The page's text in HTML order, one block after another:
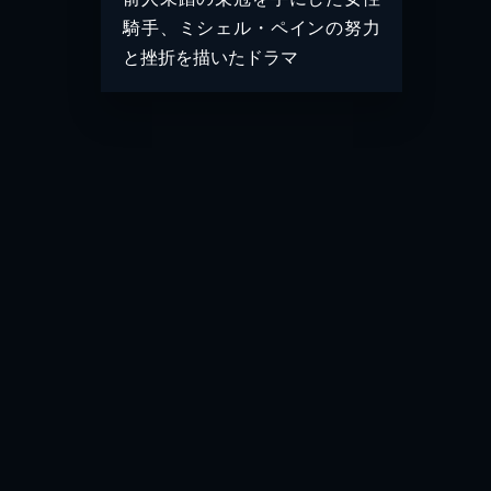
騎手、ミシェル・ペインの努力
と挫折を描いたドラマ